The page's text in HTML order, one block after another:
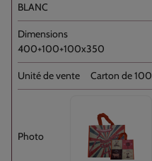
BLANC
400+100+100x350
Carton de 100